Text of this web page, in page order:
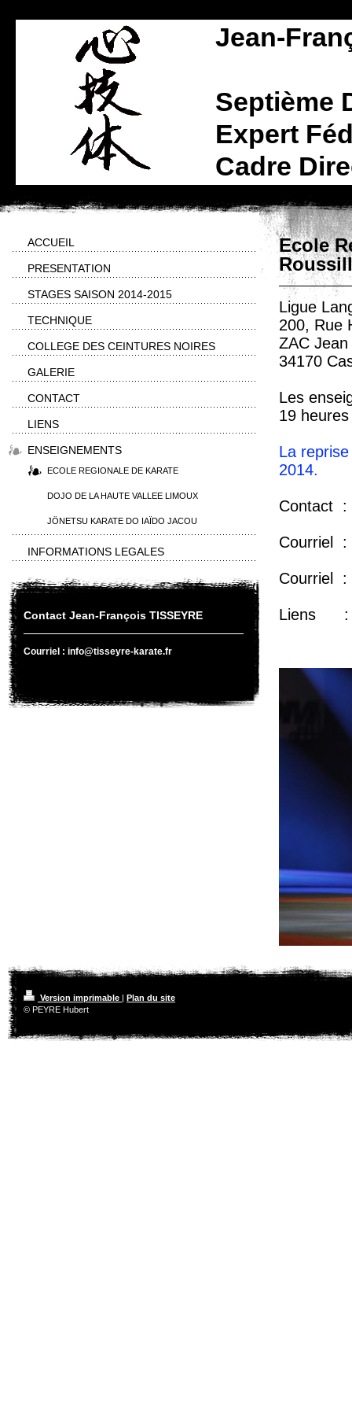
Jean-
Septième
Expert
Cadre
Ecole
Ligue
200, Rue
ZAC
34170
Les
19
La
2014.
Contact :
Courriel :
Courriel :
Liens
ACCUEIL
PRESENTATION
STAGES SAISON 2014-2015
TECHNIQUE
COLLEGE DES CEINTURES NOIRES
GALERIE
CONTACT
LIENS
ENSEIGNEMENTS
ECOLE REGIONALE DE KARATE
DOJO DE LA HAUTE VALLEE LIMOUX
JÖNETSU KARATE DO IAÏDO JACOU
INFORMATIONS LEGALES
Contact Jean-François TISSEYRE
Courriel : info@tisseyre-karate.fr
Version imprimable
Plan du site
© PEYRE Hubert